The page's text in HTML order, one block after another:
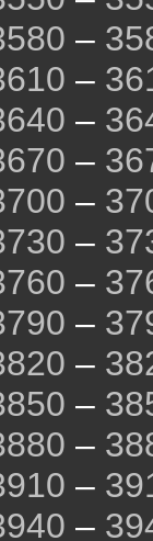
–
–
–
–
–
–
–
–
–
–
–
–
–